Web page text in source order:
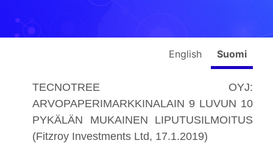
English Suomi
TECNOTREE OYJ:
ARVOPAPERIMARKKINALAIN 9 LUVUN 10
PYKÄLÄN MUKAINEN LIPUTUSILMOITUS
(Fitzroy Investments Ltd, 17.1.2019)